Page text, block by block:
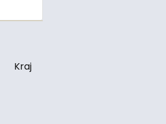
Kraj